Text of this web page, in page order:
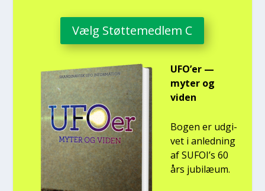
Vælg Støt­te­med­lem C
UFO’er —
myter og
viden
Bogen er udgi­
vet i anled­ning
af SUFOI’s 60
års jubilæum.